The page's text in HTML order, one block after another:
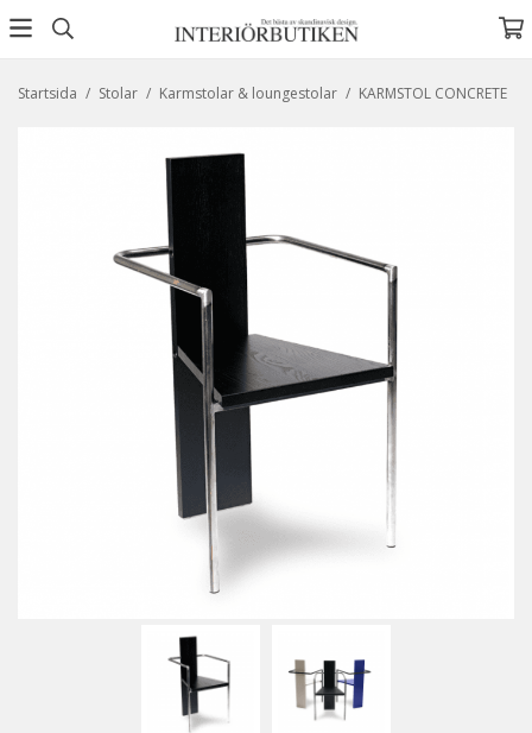
Startsida / Stolar / Karmstolar & loungestolar / KARMSTOL CONCRETE